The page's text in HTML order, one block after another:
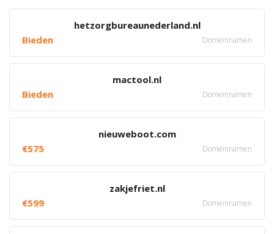
hetzorgbureaunederland.nl
Bieden
Domeinnamen
mactool.nl
Bieden
Domeinnamen
nieuweboot.com
€575
Domeinnamen
zakjefriet.nl
€599
Domeinnamen